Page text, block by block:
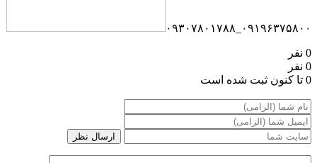
۰۹۱۹۶۳۷۵۸۰۰_۰۹۳۰۷۸۰۱۷۸۸
0 نفر
0 نفر
0 تا کنون ثبت شده است